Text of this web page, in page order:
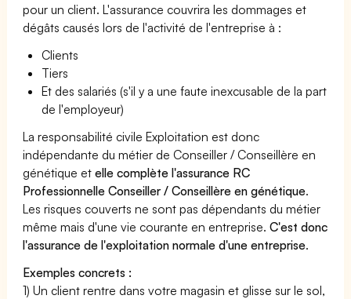
pour un client. L'assurance couvrira les dommages et
dégâts causés lors de l'activité de l'entreprise à :
Clients
Tiers
Et des salariés (s'il y a une faute inexcusable de la part
de l'employeur)
La responsabilité civile Exploitation est donc
indépendante du métier de Conseiller / Conseillère en
génétique etelle complète l'assurance RC
Professionnelle Conseiller / Conseillère en génétique.
Les risques couverts ne sont pas dépendants du métier
même mais d'une vie courante en entreprise.C'est donc
l'assurance de l'exploitation normale d'une entreprise.
Exemples concrets :
1) Un client rentre dans votre magasin et glisse sur le sol,